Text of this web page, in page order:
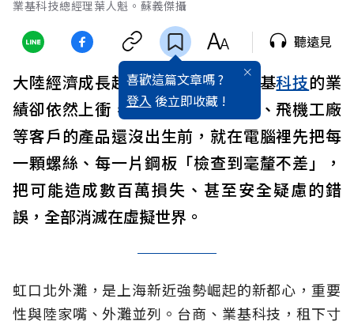
業基科技總經理葉人魁。蘇義傑攝
喜歡這篇文章嗎 ?
登入 後立即收藏 !
聽遠見
大陸經濟成長趨緩，上海台商 、業基科技的業
績卻依然上衝，憑藉的是在汽車廠、飛機工廠
等客戶的產品還沒出生前，就在電腦裡先把每
一顆螺絲、每一片鋼板「檢查到毫釐不差」，
把可能造成數百萬損失、甚至安全疑慮的錯
誤，全部消滅在虛擬世界。
虹口北外灘，是上海新近強勢崛起的新都心，重要
性與陸家嘴、外灘並列。台商、業基科技，租下寸